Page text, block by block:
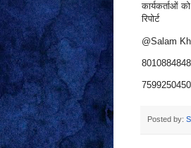
कार्यकर्ताओं
रिपोर्ट
@Salam
8010884848
7599250450
Posted by: